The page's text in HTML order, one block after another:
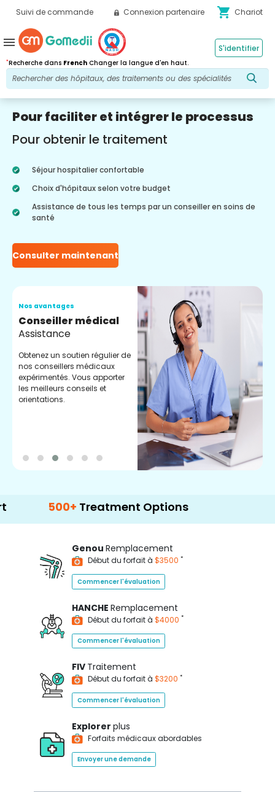
Suivi de commande Connexion partenaire shopping_cart Chariot
*Recherche dans French Changer la langue d'en haut.
S'identifier
menu
Pour faciliter et intégrer le processus
Pour obtenir le traitement
Séjour hospitalier confortable
Choix d'hôpitaux selon votre budget
Assistance de tous les temps par un conseiller en soins de
santé
Consulter maintenant
Nos avantages
Conseiller médical
Assistance
Obtenez un soutien régulier de
nos conseillers médicaux
expérimentés. Vous apporter
les meilleurs conseils et
orientations.
Treatment Options
Genou Remplacement
Début du forfait à $3500 *
Commencer l'évaluation
HANCHE Remplacement
Début du forfait à $4000 *
Commencer l'évaluation
FIV Traitement
Début du forfait à $3200 *
Commencer l'évaluation
Explorer plus
Forfaits médicaux abordables
Envoyer une demande